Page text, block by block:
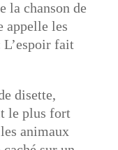
la chanson de
appelle les
fait
disette,
le plus fort
animaux